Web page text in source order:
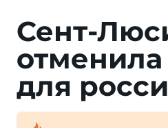
Сент-
для